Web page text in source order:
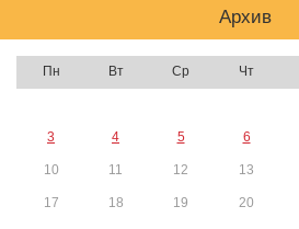
Архив
Пн Вт Ср Чт
3 4 5 6
10 11 12 13
17 18 19 20